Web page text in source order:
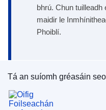
bhrú. Chun tuilleadh
maidir le
Phoiblí.
Oifig Foilseachán an
Tá an suíomh gréasáin